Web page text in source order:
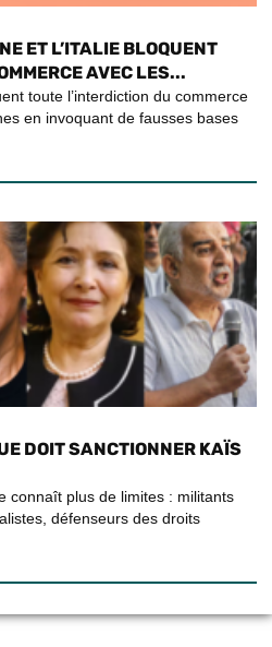
ET L’ITALIE BLOQUENT
AVEC LES...
toute l’interdiction du commerce
en invoquant de fausses bases
DOIT SANCTIONNER KAÏS
connaît plus de limites : militants
défenseurs des droits